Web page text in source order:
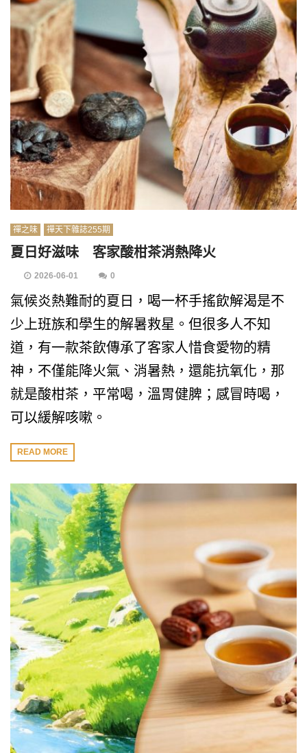
禪之味 禪天下雜誌255期
夏日好滋味 客家酸柑茶消熱降火
2026-06-01 0
氣候炎熱難耐的夏日，喝一杯手搖飲解渴是不
少上班族和學生的解暑救星。但很多人不知
道，有一款茶飲傳承了客家人惜食愛物的精
神，不僅能降火氣、消暑熱，還能抗氧化，那
就是酸柑茶，平常喝，溫胃健脾；感冒時喝，
可以緩解咳嗽。
READ MORE